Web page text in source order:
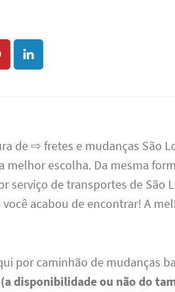
de ⇨ fretes e mudanças São
melhor escolha. Da mesma
serviço de transportes de São
acabou de encontrar! A
por caminhão de mudanças
(a disponibilidade ou não do